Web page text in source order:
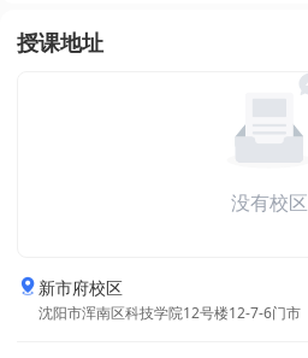
授课地址
没有校区
新市府校区
沈阳市浑南区科技学院12号楼12-7-6门市